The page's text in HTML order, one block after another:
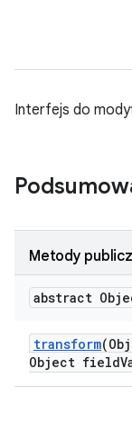
Interfejs do
Metody
abstract
transform
Object field